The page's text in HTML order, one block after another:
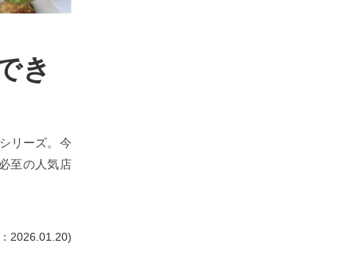
き
リーズ。今
至の人気店
2026.01.20)